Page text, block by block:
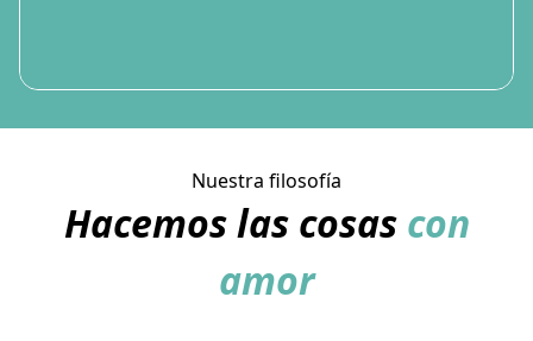
Nuestra filosofía
Hacemos las cosas con
amor